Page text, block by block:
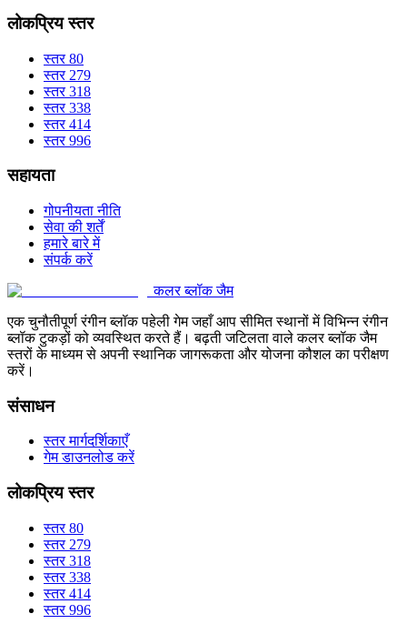
लोकप्रिय स्तर
स्तर 80
स्तर 279
स्तर 318
स्तर 338
स्तर 414
स्तर 996
सहायता
गोपनीयता नीति
सेवा की शर्तें
हमारे बारे में
संपर्क करें
कलर ब्लॉक जैम
एक चुनौतीपूर्ण रंगीन ब्लॉक पहेली गेम जहाँ आप सीमित स्थानों में विभिन्न रंगीन
ब्लॉक टुकड़ों को व्यवस्थित करते हैं। बढ़ती जटिलता वाले कलर ब्लॉक जैम
स्तरों के माध्यम से अपनी स्थानिक जागरूकता और योजना कौशल का परीक्षण
करें।
संसाधन
स्तर मार्गदर्शिकाएँ
गेम डाउनलोड करें
लोकप्रिय स्तर
स्तर 80
स्तर 279
स्तर 318
स्तर 338
स्तर 414
स्तर 996